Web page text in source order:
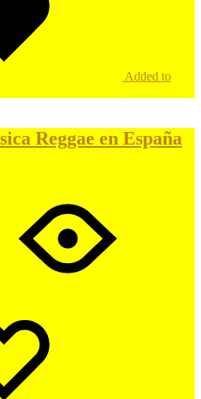
Added to
Reggae en España